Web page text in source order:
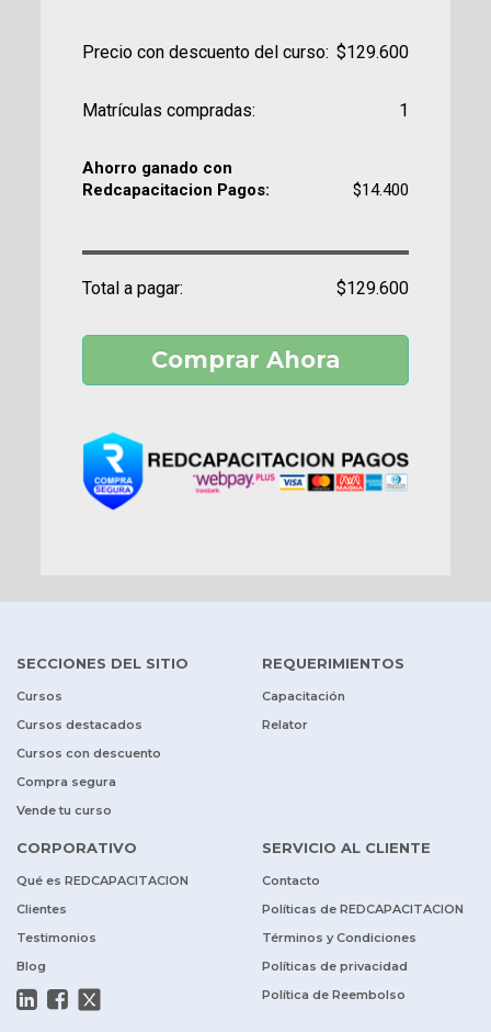
Precio con descuento del curso: $129.600
Matrículas compradas: 1
Ahorro ganado con
Redcapacitacion Pagos:
$14.400
Total a pagar: $129.600
Comprar Ahora
SECCIONES DEL SITIO
Cursos
Cursos destacados
Cursos con descuento
Compra segura
Vende tu curso
REQUERIMIENTOS
Capacitación
Relator
CORPORATIVO
Qué es REDCAPACITACION
Clientes
Testimonios
Blog
SERVICIO AL CLIENTE
Contacto
Políticas de REDCAPACITACION
Términos y Condiciones
Políticas de privacidad
Política de Reembolso